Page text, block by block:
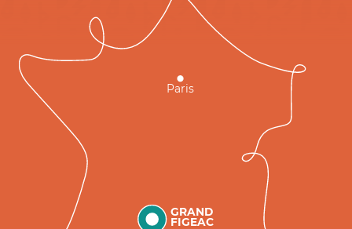
GRAND
FIGEAC
Paris